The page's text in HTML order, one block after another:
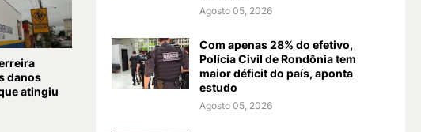
danos
atingiu
Agosto 05, 2026
Com apenas 28% do efetivo,
Polícia Civil de Rondônia tem
maior déficit do país, aponta
estudo
Agosto 05, 2026